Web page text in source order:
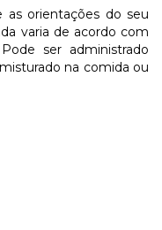
orientações do seu
varia de acordo com
ser administrado
na comida ou